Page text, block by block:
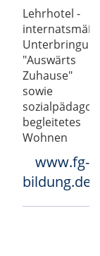
Lehrhotel -
"Auswärts
Zuhause"
sowie
begleitetes
Wohnen
www.fg-
bildung.de